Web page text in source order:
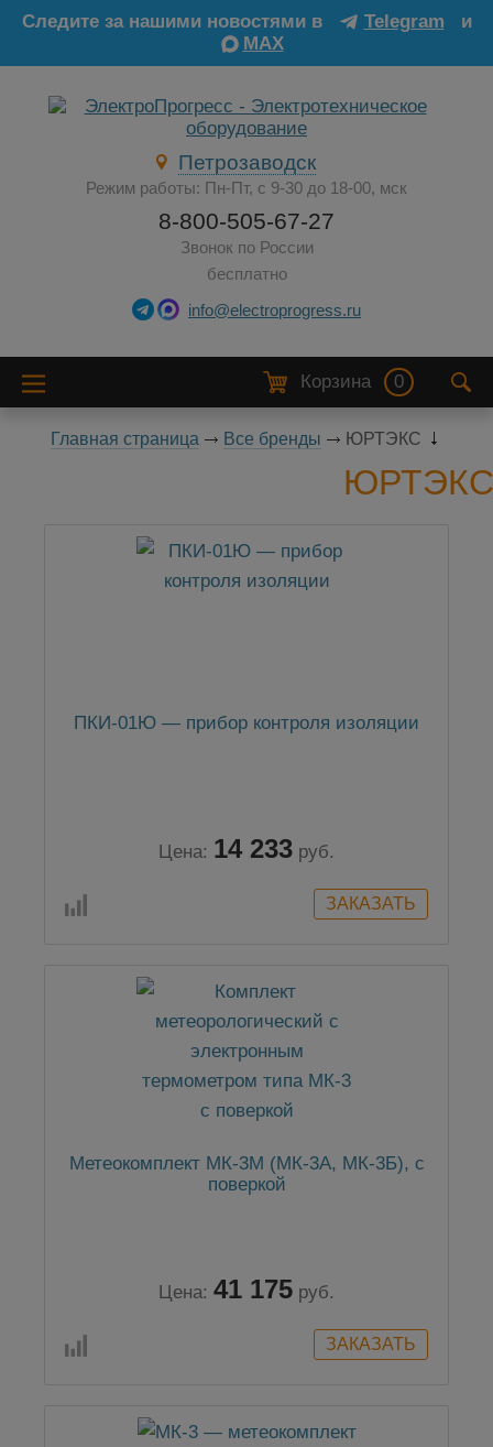
Следите за нашими новостями в Telegram
и
MAX
Петрозаводск
Режим работы: Пн-Пт, с 9-30 до 18-00, мск
8-800-505-67-27
Звонок по России
бесплатно
info@electroprogress.ru
Корзина 0
Главная страница Все бренды ЮРТЭКС
ЮРТЭКС
ПКИ-01Ю — прибор контроля изоляции
Цена: 14 233 руб.
Метеокомплект МК-3М (МК-3А, МК-3Б), с
поверкой
Цена: 41 175 руб.